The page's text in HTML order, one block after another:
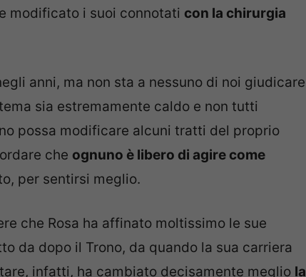
modificato i suoi connotati con la chirurgia
anni, ma non sta a nessuno di noi giudicare
sia estremamente caldo e non tutti
possa modificare alcuni tratti del proprio
che ognuno è libero di agire come
per sentirsi meglio.
che Rosa ha affinato moltissimo le sue
da dopo il Trono, da quando la sua carriera
infatti, ha cambiato decisamente meglio la